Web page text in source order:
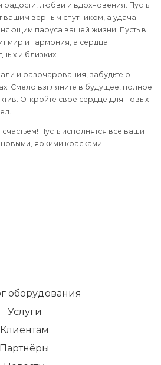
радости, любви и вдохновения. Пусть
вашим верным спутником, а удача –
паруса вашей жизни. Пусть в
мир и гармония, а сердца
и близких.
и разочарования, забудьте о
Смело взгляните в будущее, полное
Откройте свое сердце для новых
Пусть исполнятся все ваши
яркими красками!
оборудования
Услуги
Клиентам
Партнёры